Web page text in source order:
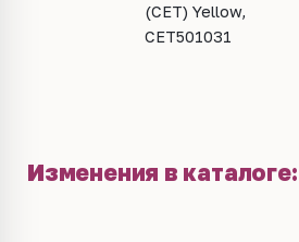
(CET) Yellow,
CET501031
Изменения в каталоге: